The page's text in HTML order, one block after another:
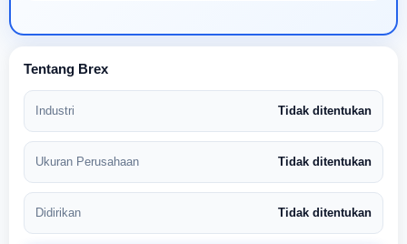
Tentang Brex
Industri Tidak ditentukan
Ukuran Perusahaan Tidak ditentukan
Didirikan Tidak ditentukan